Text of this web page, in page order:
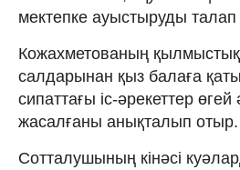
мектепке ауыстыруды талап
Кожахметованың қылмыстық
салдарынан қыз балаға
сипаттағы іс-әрекеттер өгей
жасалғаны анықталып отыр.
Сотталушының кінәсі